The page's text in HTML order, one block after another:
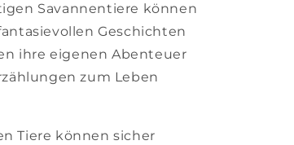
Savannentiere können
Geschichten
ihre eigenen Abenteuer
zum Leben
Tiere können sicher